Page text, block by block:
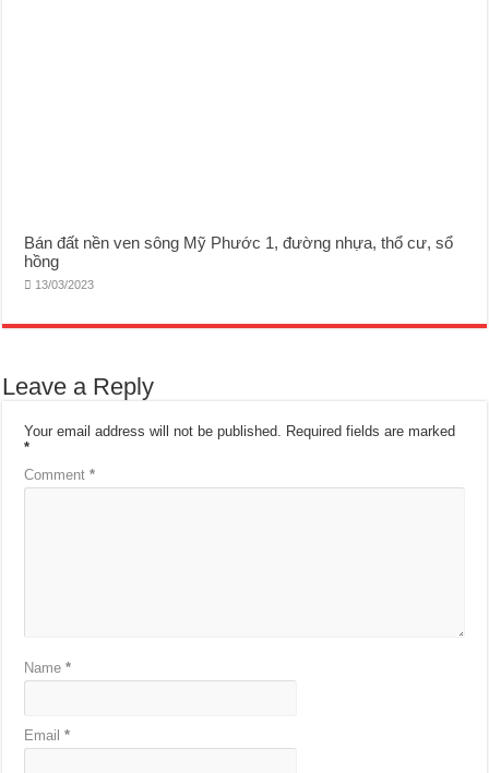
Bán đất nền ven sông Mỹ Phước 1, đường nhựa, thổ cư, sổ
hồng
13/03/2023
Leave a Reply
Your email address will not be published. Required fields are marked
*
Comment*
Name*
Email*